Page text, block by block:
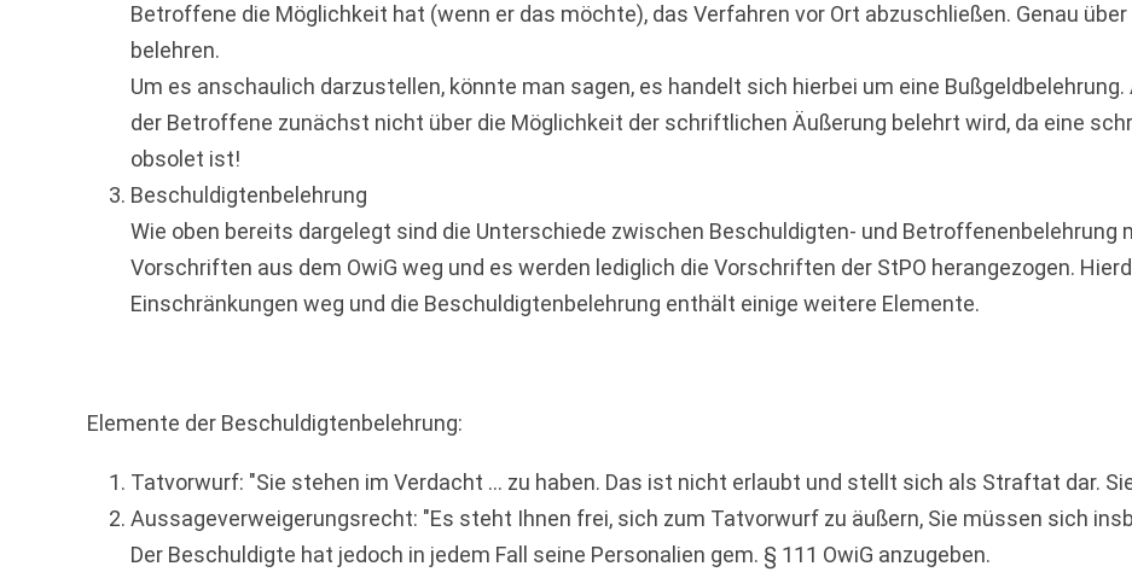
Betroffene die Möglichkeit hat (wenn er das möchte), das Verfahren vor Ort abzuschließen. Genau
belehren.
Um es anschaulich darzustellen, könnte man sagen, es handelt sich hierbei um eine
der Betroffene zunächst nicht über die Möglichkeit der schriftlichen Äußerung belehrt wird, da eine
obsolet ist!
Beschuldigtenbelehrung
Wie oben bereits dargelegt sind die Unterschiede zwischen Beschuldigten- und Betroffenenbelehrung
Vorschriften aus dem OwiG weg und es werden lediglich die Vorschriften der StPO herangezogen.
Einschränkungen weg und die Beschuldigtenbelehrung enthält einige weitere Elemente.
Elemente der Beschuldigtenbelehrung:
Tatvorwurf: "Sie stehen im Verdacht ... zu haben. Das ist nicht erlaubt und stellt sich als Straftat dar.
Aussageverweigerungsrecht: "Es steht Ihnen frei, sich zum Tatvorwurf zu äußern, Sie müssen sich
Der Beschuldigte hat jedoch in jedem Fall seine Personalien gem. § 111 OwiG anzugeben.